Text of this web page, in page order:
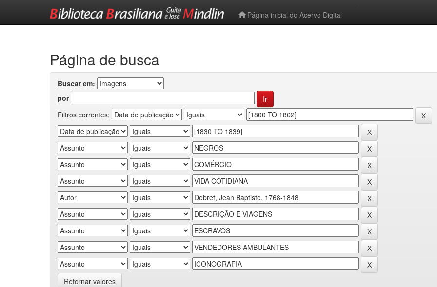
Página inicial do Acervo Digital
Página de busca
Buscar em:
por
Filtros correntes:
Retornar valores